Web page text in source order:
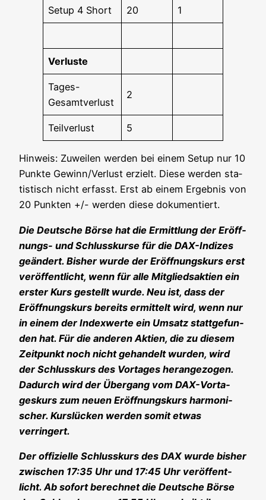
Set­up 4 Short 20 1
Ver­lus­te
Tages-
Gesamt­ver­lust
2
Teil­ver­lust 5
Hin­weis: Zuwei­len wer­den bei einem Set­up nur 10
Punk­te Gewinn/Verlust erzielt. Die­se wer­den sta­
tis­tisch nicht erfasst. Erst ab einem Ergeb­nis von
20 Punk­ten +/- wer­den die­se dokumentiert.
Die Deut­sche Bör­se hat die Ermitt­lung der Eröff­
nungs- und Schluss­kur­se für die DAX-Indi­zes
geän­dert. Bis­her wur­de der Eröff­nungs­kurs erst
ver­öf­fent­licht, wenn für alle Mit­glieds­ak­ti­en ein
ers­ter Kurs gestellt wur­de. Neu ist, dass der
Eröff­nungs­kurs bereits ermit­telt wird, wenn nur
in einem der Index­wer­te ein Umsatz statt­ge­fun­
den hat. Für die ande­ren Akti­en, die zu die­sem
Zeit­punkt noch nicht gehan­delt wur­den, wird
der Schluss­kurs des Vor­ta­ges her­an­ge­zo­gen.
Dadurch wird der Über­gang vom DAX-Vor­ta­
ges­kurs zum neu­en Eröff­nungs­kurs har­mo­ni­
scher. Kurs­lü­cken wer­den somit etwas
verringert.
Der offi­zi­el­le Schluss­kurs des DAX wur­de bis­her
zwi­schen 17:35 Uhr und 17:45 Uhr ver­öf­fent­
licht. Ab sofort berech­net die Deut­sche Bör­se